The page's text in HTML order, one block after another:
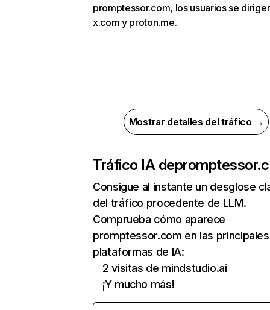
promptessor.com, los usuarios se
x.com y proton.me.
Mostrar detalles del tráfico →
Tráfico IA de
Consigue al instante un desglose
del tráfico procedente de LLM.
Comprueba cómo aparece
promptessor.com en las principales
plataformas de IA:
2 visitas de mindstudio.ai
¡Y mucho más!